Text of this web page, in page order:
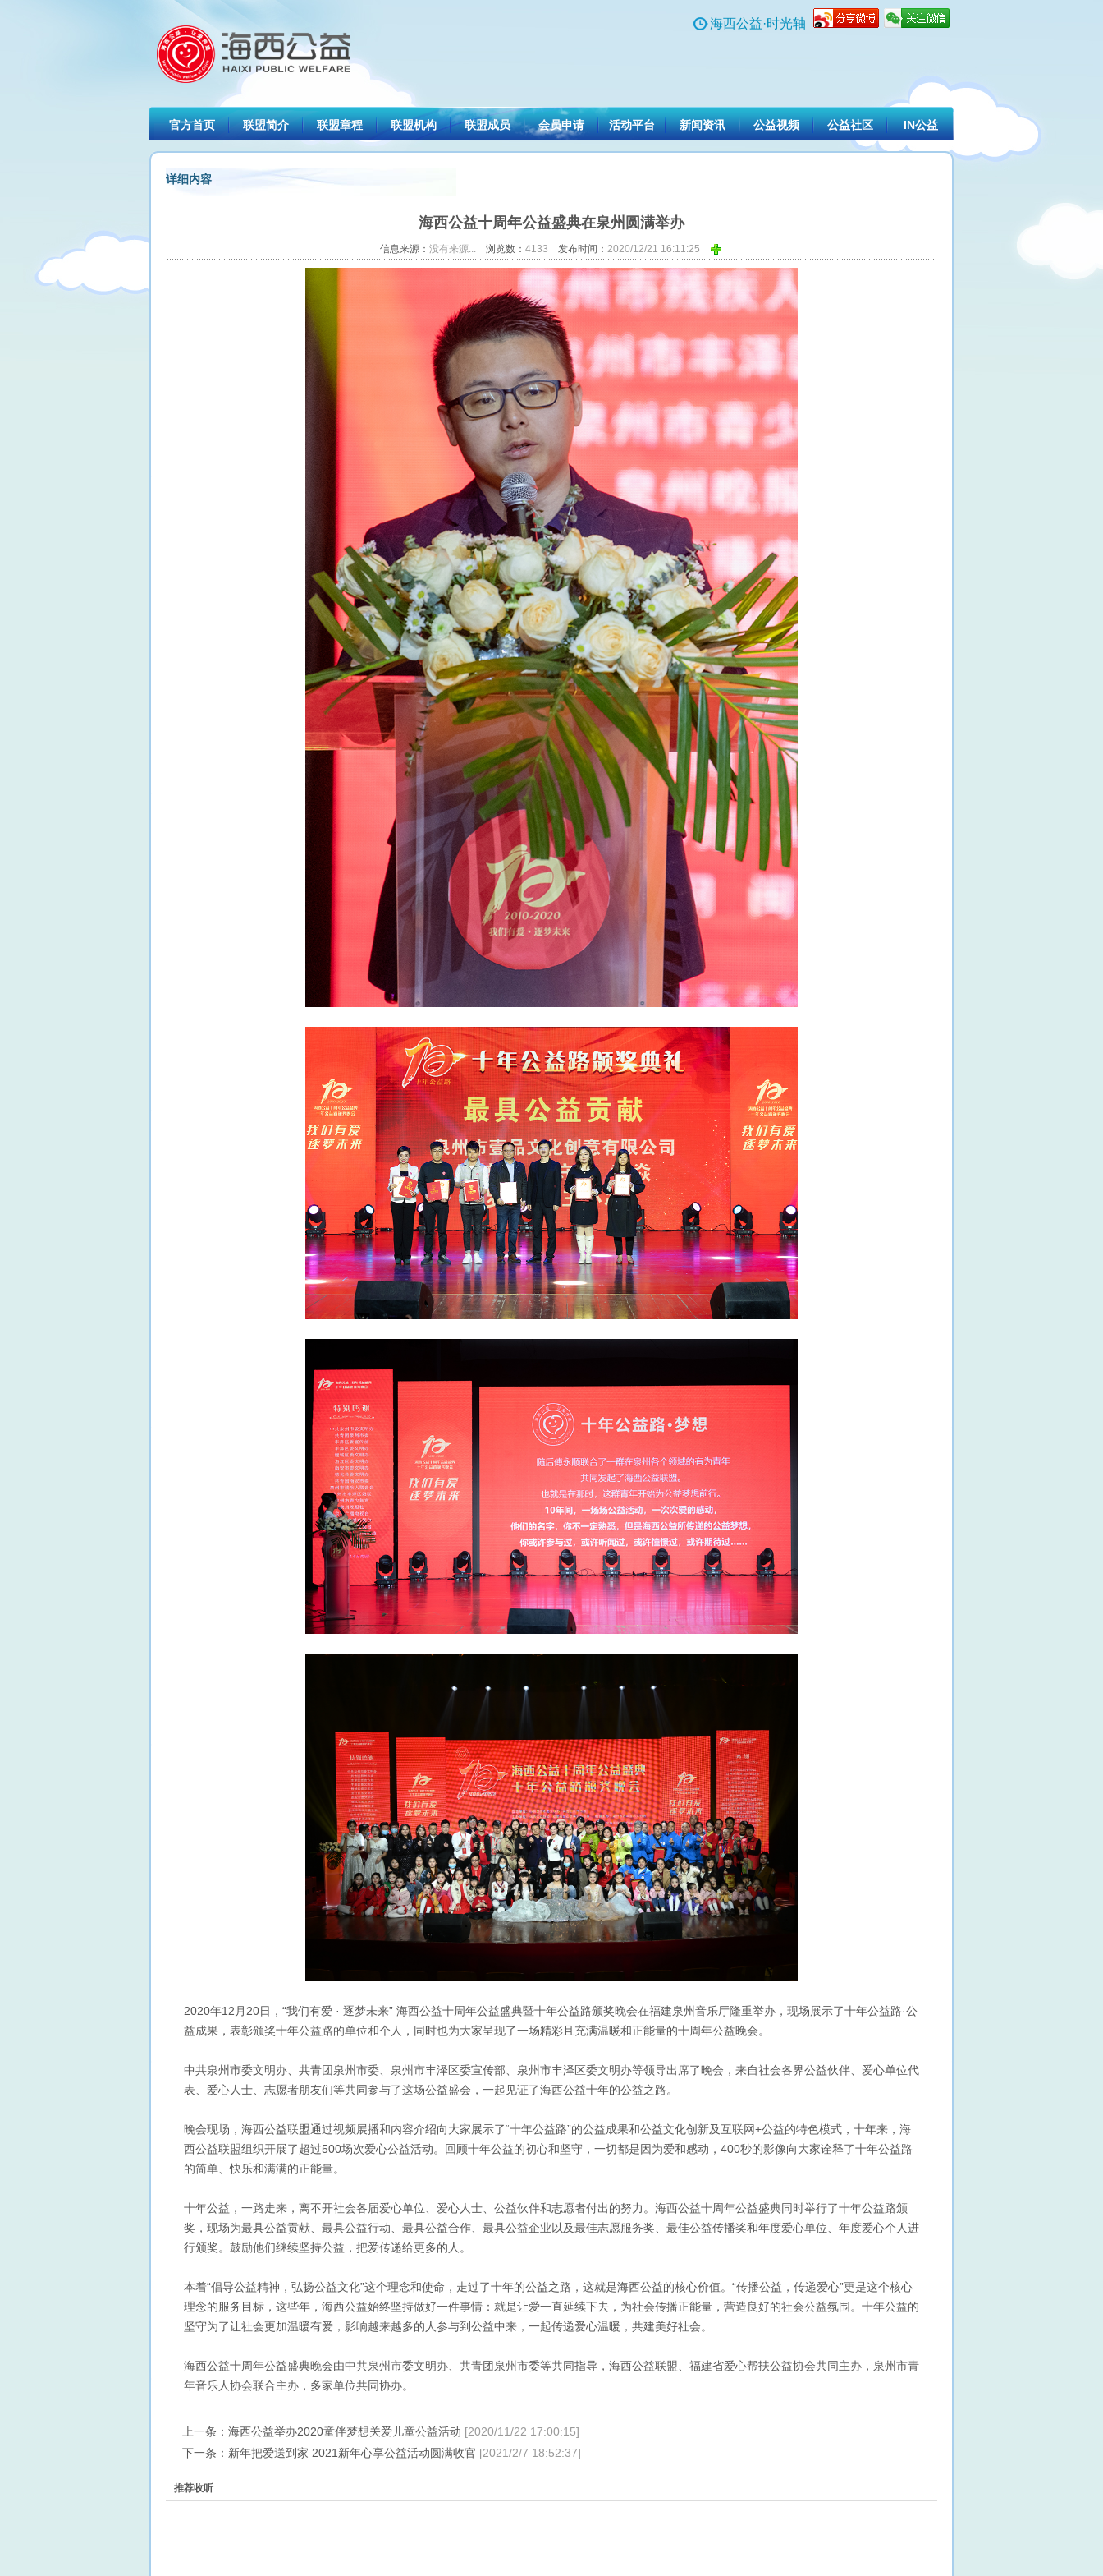
海西公益·时光轴
官方首页 联盟简介 联盟章程 联盟机构 联盟成员 会员申请 活动平台 新闻资讯 公益视频 公益社区 IN公益
详细内容
海西公益十周年公益盛典在泉州圆满举办
信息来源： 没有来源... 浏览数： 4133 发布时间： 2020/12/21 16:11:25
2020年12月20日，“我们有爱 · 逐梦未来” 海西公益十周年公益盛典暨十年公益路颁奖晚会在福建泉州音乐厅隆重举办，现场展示了十年公益路·公
益成果，表彰颁奖十年公益路的单位和个人，同时也为大家呈现了一场精彩且充满温暖和正能量的十周年公益晚会。
中共泉州市委文明办、共青团泉州市委、泉州市丰泽区委宣传部、泉州市丰泽区委文明办等领导出席了晚会，来自社会各界公益伙伴、爱心单位代
表、爱心人士、志愿者朋友们等共同参与了这场公益盛会，一起见证了海西公益十年的公益之路。
晚会现场，海西公益联盟通过视频展播和内容介绍向大家展示了“十年公益路”的公益成果和公益文化创新及互联网+公益的特色模式，十年来，海
西公益联盟组织开展了超过500场次爱心公益活动。回顾十年公益的初心和坚守，一切都是因为爱和感动，400秒的影像向大家诠释了十年公益路
的简单、快乐和满满的正能量。
十年公益，一路走来，离不开社会各届爱心单位、爱心人士、公益伙伴和志愿者付出的努力。海西公益十周年公益盛典同时举行了十年公益路颁
奖，现场为最具公益贡献、最具公益行动、最具公益合作、最具公益企业以及最佳志愿服务奖、最佳公益传播奖和年度爱心单位、年度爱心个人进
行颁奖。鼓励他们继续坚持公益，把爱传递给更多的人。
本着“倡导公益精神，弘扬公益文化”这个理念和使命，走过了十年的公益之路，这就是海西公益的核心价值。“传播公益，传递爱心”更是这个核心
理念的服务目标，这些年，海西公益始终坚持做好一件事情：就是让爱一直延续下去，为社会传播正能量，营造良好的社会公益氛围。十年公益的
坚守为了让社会更加温暖有爱，影响越来越多的人参与到公益中来，一起传递爱心温暖，共建美好社会。
海西公益十周年公益盛典晚会由中共泉州市委文明办、共青团泉州市委等共同指导，海西公益联盟、福建省爱心帮扶公益协会共同主办，泉州市青
年音乐人协会联合主办，多家单位共同协办。
上一条： 海西公益举办2020童伴梦想关爱儿童公益活动 [2020/11/22 17:00:15]
下一条： 新年把爱送到家 2021新年心享公益活动圆满收官 [2021/2/7 18:52:37]
推荐收听